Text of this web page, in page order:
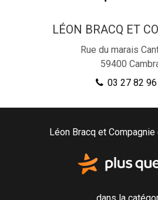
LÉON BRACQ ET
Rue du marais
59400
03 27 82
Léon Bracq et
dans la